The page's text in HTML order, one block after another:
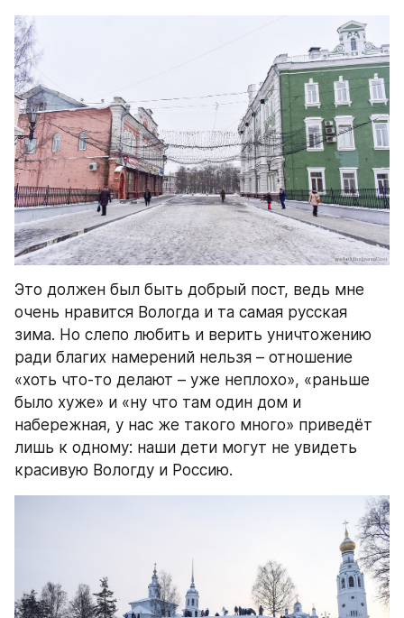
Это должен был быть добрый пост, ведь мне
очень нравится Вологда и та самая русская
зима. Но слепо любить и верить уничтожению
ради благих намерений нельзя – отношение
«хоть что-то делают – уже неплохо», «раньше
было хуже» и «ну что там один дом и
набережная, у нас же такого много» приведёт
лишь к одному: наши дети могут не увидеть
красивую Вологду и Россию.